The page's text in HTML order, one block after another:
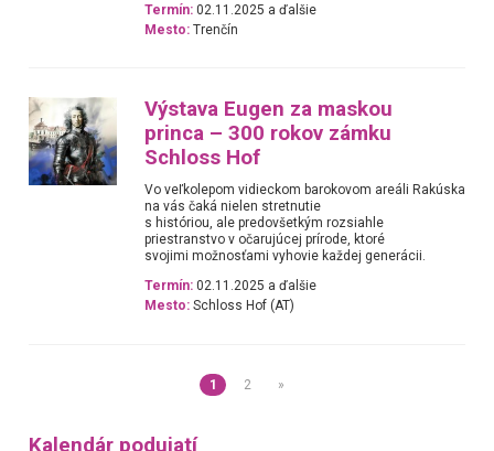
Termín: 02.11.2025 a ďalšie
Mesto: Trenčín
Výstava Eugen za maskou
princa – 300 rokov zámku
Schloss Hof
Vo veľkolepom vidieckom barokovom areáli Rakúska
na vás čaká nielen stretnutie
s históriou, ale predovšetkým rozsiahle
priestranstvo v očarujúcej prírode, ktoré
svojimi možnosťami vyhovie každej generácii.
Termín: 02.11.2025 a ďalšie
Mesto: Schloss Hof (AT)
1 2 »
Kalendár podujatí